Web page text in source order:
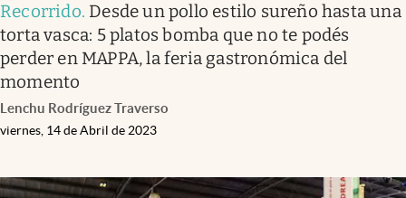
Mediakit
abre en nueva pestaña
Argentina
Recorrido. Desde un pollo estilo sureño hasta una
torta vasca: 5 platos bomba que no te podés
perder en MAPPA, la feria gastronómica del
momento
Lenchu Rodríguez Traverso
viernes, 14 de Abril de 2023